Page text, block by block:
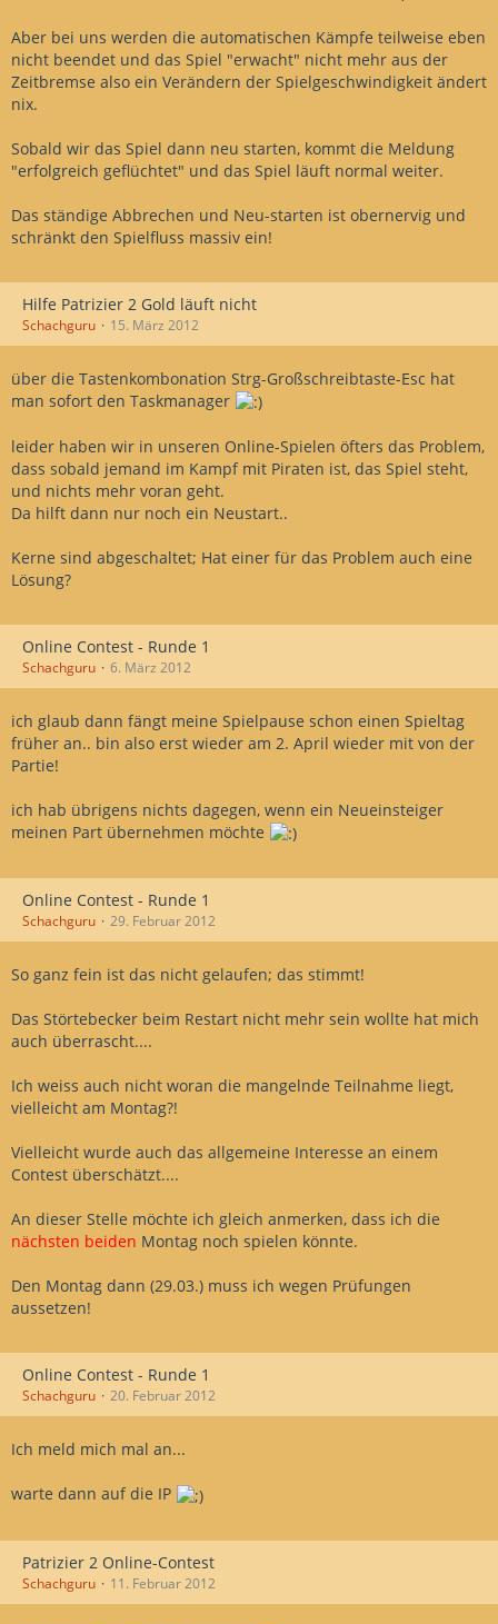
Aber bei uns werden die automatischen Kämpfe teilweise eben
nicht beendet und das Spiel "erwacht" nicht mehr aus der
Zeitbremse also ein Verändern der Spielgeschwindigkeit ändert
nix.
Sobald wir das Spiel dann neu starten, kommt die Meldung
"erfolgreich geflüchtet" und das Spiel läuft normal weiter.
Das ständige Abbrechen und Neu-starten ist obernervig und
schränkt den Spielfluss massiv ein!
Hilfe Patrizier 2 Gold läuft nicht
Schachguru 15. März 2012
über die Tastenkombonation Strg-Großschreibtaste-Esc hat
man sofort den Taskmanager
leider haben wir in unseren Online-Spielen öfters das Problem,
dass sobald jemand im Kampf mit Piraten ist, das Spiel steht,
und nichts mehr voran geht.
Da hilft dann nur noch ein Neustart..
Kerne sind abgeschaltet; Hat einer für das Problem auch eine
Lösung?
Online Contest - Runde 1
Schachguru 6. März 2012
ich glaub dann fängt meine Spielpause schon einen Spieltag
früher an.. bin also erst wieder am 2. April wieder mit von der
Partie!
ich hab übrigens nichts dagegen, wenn ein Neueinsteiger
meinen Part übernehmen möchte
Online Contest - Runde 1
Schachguru 29. Februar 2012
So ganz fein ist das nicht gelaufen; das stimmt!
Das Störtebecker beim Restart nicht mehr sein wollte hat mich
auch überrascht....
Ich weiss auch nicht woran die mangelnde Teilnahme liegt,
vielleicht am Montag?!
Vielleicht wurde auch das allgemeine Interesse an einem
Contest überschätzt....
An dieser Stelle möchte ich gleich anmerken, dass ich die
nächsten beiden Montag noch spielen könnte.
Den Montag dann (29.03.) muss ich wegen Prüfungen
aussetzen!
Online Contest - Runde 1
Schachguru 20. Februar 2012
Ich meld mich mal an...
warte dann auf die IP
Patrizier 2 Online-Contest
Schachguru 11. Februar 2012